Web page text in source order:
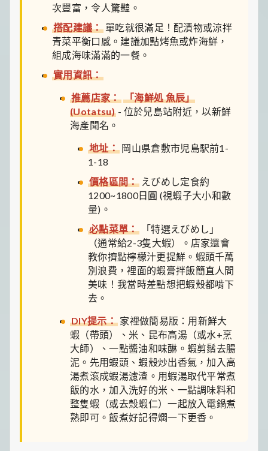
次豐富，令人驚豔。
搭配建議：單吃就很滿足！配漬物或涼拌
青菜平衡口感。建議加點烤魚或炸海鮮，
組成海味滿滿的一餐。
實用資訊：
推薦店家： 「海鮮処 魚辰」
(Uotatsu)- 位於兒島站附近，以新鮮
海產聞名。
地址：岡山県倉敷市児島駅前1-
1-18
價格區間：えびめし定食約
1200~1800日圓 (視蝦子大小和數
量)。
必點菜單：「特選えびめし」
（通常給2-3隻大蝦）。店家還會
教你擠點檸檬汁更提鮮。蝦頭千萬
別浪費，裡面的蝦膏拌飯簡直人間
美味！我當時差點想把蝦殼都啃下
去。
DIY提示：家裡做簡易版：用新鮮大
蝦（帶頭）、米、昆布高湯（或水+烹
大師）、一點醬油和味醂。蝦剪鬚去腸
泥。先用蝦頭、蝦殼炒出香氣，加入高
湯煮滾成蝦湯濾渣。用蝦湯取代平常煮
飯的水，加入洗好的米、一點調味料和
整隻蝦（或去殼蝦仁）一起放入電鍋煮
熟即可。飯煮好記得燜一下更香。